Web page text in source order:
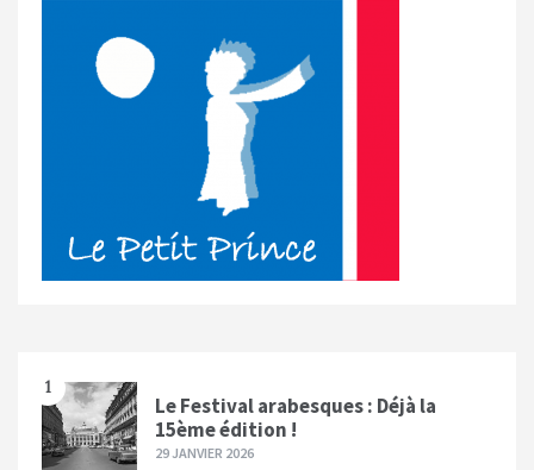
1
Le Festival arabesques : Déjà la
15ème édition !
29 JANVIER 2026